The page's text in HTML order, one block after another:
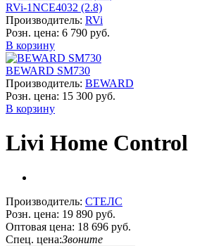
RVi-1NCE4032 (2.8)
Производитель: RVi
Розн. цена: 6 790 руб.
В корзину
BEWARD SM730
Производитель: BEWARD
Розн. цена: 15 300 руб.
В корзину
Livi Home Control
Производитель: СТЕЛС
Розн. цена: 19 890 руб.
Оптовая цена: 18 696 руб.
Спец. цена:Звоните